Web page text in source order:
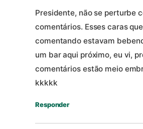
Presidente, não se perturbe
comentários. Esses caras
comentando estavam
um bar aqui próximo, eu vi,
comentários estão meio
kkkkk
Responder